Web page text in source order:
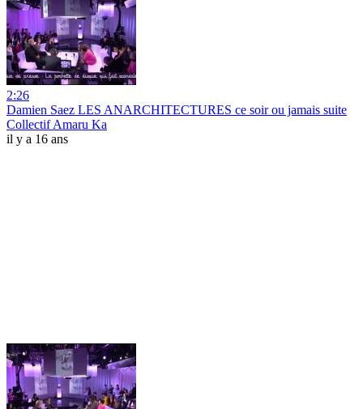
2:26
Damien Saez LES ANARCHITECTURES ce soir ou jamais suite
Collectif Amaru Ka
il y a 16 ans